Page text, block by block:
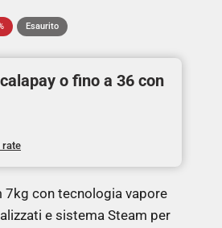
Esaurito
o fino a 36 con
rate
7kg con tecnologia vapore
e sistema Steam per